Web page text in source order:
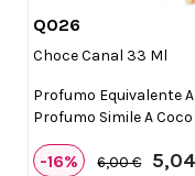
Q026
Choce Canal 33 Ml
Profumo Equivalente
Profumo Simile A
-16% 6,00 €